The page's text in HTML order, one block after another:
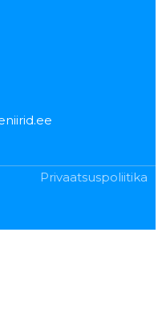
Privaatsuspoliitika